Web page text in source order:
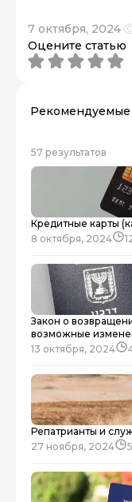
7 октября, 2024
Оцените статью
Рекомендуемые
57 результатов
8 октября, 2024
Кредитные карты
13 октября, 2024
Закон о
возможные
27 ноября, 2024
Репатрианты и